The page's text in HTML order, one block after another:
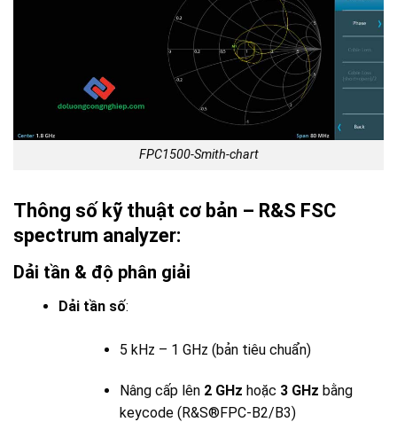
FPC1500-Smith-chart
Thông số kỹ thuật cơ bản – R&S FSC
spectrum analyzer:
Dải tần & độ phân giải
Dải tần số:
5 kHz – 1 GHz (bản tiêu chuẩn)
Nâng cấp lên 2 GHz hoặc 3 GHz bằng
keycode (R&S®FPC-B2/B3)